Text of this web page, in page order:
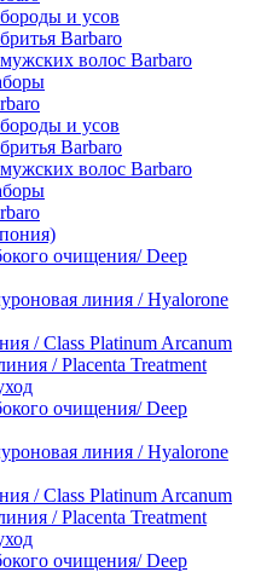
и усов
Barbaro
волос Barbaro
и усов
Barbaro
волос Barbaro
очищения/ Deep
линия / Hyalorone
/ Class Platinum Arcanum
/ Placenta Treatment
очищения/ Deep
линия / Hyalorone
/ Class Platinum Arcanum
/ Placenta Treatment
очищения/ Deep